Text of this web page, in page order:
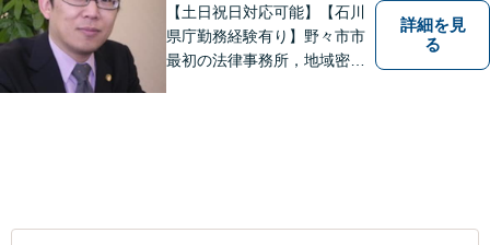
【土日祝日対応可能】【石川
県庁勤務経験有り】野々市市
最初の法律事務所，地域密着
詳細を見
る